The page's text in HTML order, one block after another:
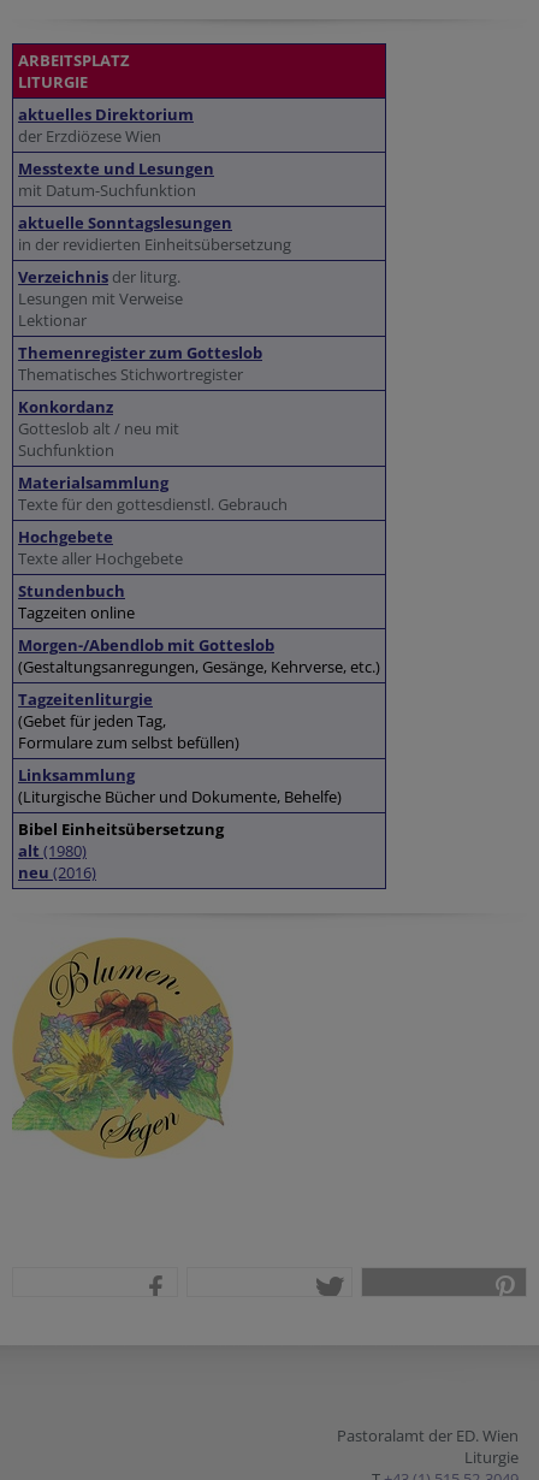
ARBEITSPLATZ
LITURGIE
aktuelles Direktorium
der Erzdiözese Wien
Messtexte und Lesungen
mit Datum-Suchfunktion
aktuelle Sonntagslesungen
in der revidierten Einheitsübersetzung
Verzeichnis der liturg.
Lesungen mit Verweise
Lektionar
Themenregister zum Gotteslob
Thematisches Stichwortregister
Konkordanz
Gotteslob alt / neu mit
Suchfunktion
Materialsammlung
Texte für den gottesdienstl. Gebrauch
Hochgebete
Texte aller Hochgebete
Stundenbuch
Tagzeiten online
Morgen-/Abendlob mit Gotteslob
(Gestaltungsanregungen, Gesänge, Kehrverse, etc.)
Tagzeitenliturgie
(Gebet für jeden Tag,
Formulare zum selbst befüllen)
Linksammlung
(Liturgische Bücher und Dokumente, Behelfe)
Bibel Einheitsübersetzung
alt (1980)
neu (2016)
Pastoralamt der ED. Wien
Liturgie